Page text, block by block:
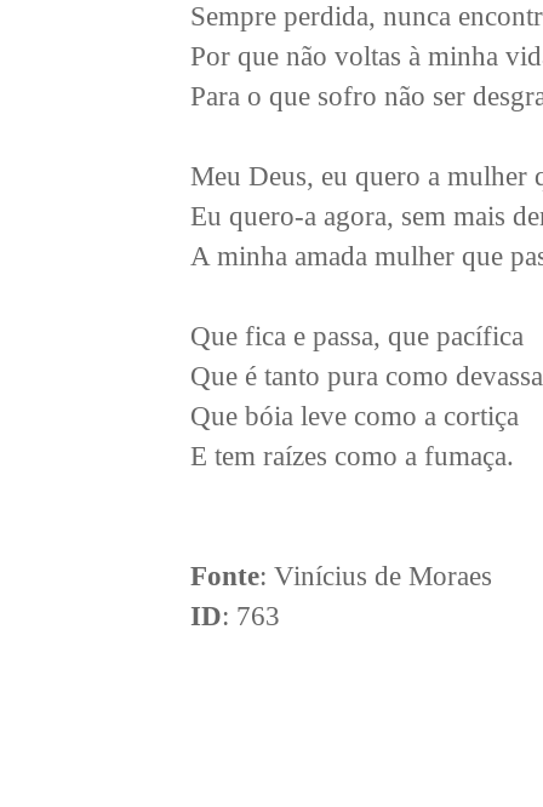
Sempre perdida, nunca
Por que não voltas à minha
Para o que sofro não ser
Meu Deus, eu quero a mulher
Eu quero-a agora, sem mais
A minha amada mulher que
Que fica e passa, que pacífica
Que é tanto pura como devassa
Que bóia leve como a cortiça
E tem raízes como a fumaça.
Fonte: Vinícius de Moraes
ID: 763